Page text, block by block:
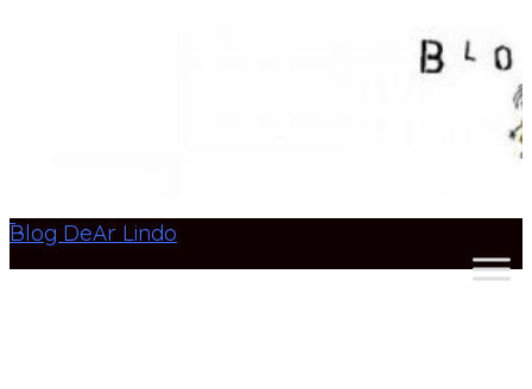
Blog DeAr Lindo